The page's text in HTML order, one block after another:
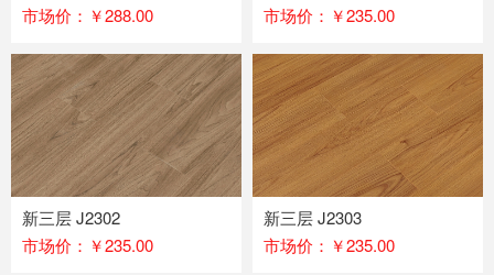
市场价：￥288.00
市场价：￥235.00
新三层 J2302
市场价：￥235.00
新三层 J2303
市场价：￥235.00